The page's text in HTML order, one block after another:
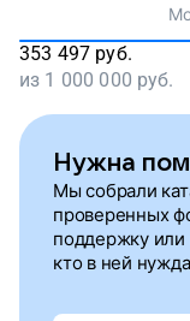
353 497 руб.
из 1 000 000 руб.
Нужна
Мы собрали
проверенных
поддержку или
кто в ней